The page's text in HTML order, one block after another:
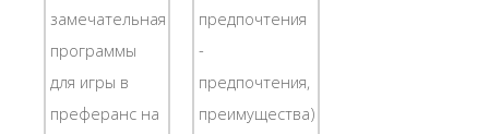
стратегических
ходов. Играя
в...
платформа
для игры в...
замечательная
программы
для игры в
преферанс на
предпочтения
-
предпочтения,
преимущества)